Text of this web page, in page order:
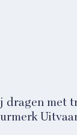
dragen met